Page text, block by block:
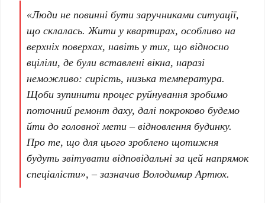
«Люди не повинні бути заручниками ситуації,
що склалась. Жити у квартирах, особливо на
верхніх поверхах, навіть у тих, що відносно
вціліли, де були вставлені вікна, наразі
неможливо: сирість, низька температура.
Щоби зупинити процес руйнування зробимо
поточний ремонт даху, далі покроково будемо
йти до головної мети – відновлення будинку.
Про те, що для цього зроблено щотижня
будуть звітувати відповідальні за цей напрямок
спеціалісти», – зазначив Володимир Артюх.